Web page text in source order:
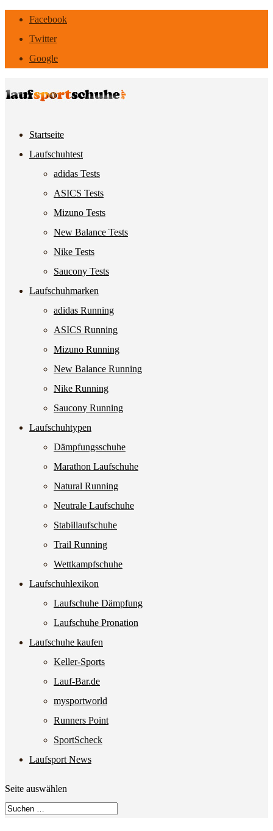
Facebook
Twitter
Google
Startseite
Laufschuhtest
adidas Tests
ASICS Tests
Mizuno Tests
New Balance Tests
Nike Tests
Saucony Tests
Laufschuhmarken
adidas Running
ASICS Running
Mizuno Running
New Balance Running
Nike Running
Saucony Running
Laufschuhtypen
Dämpfungsschuhe
Marathon Laufschuhe
Natural Running
Neutrale Laufschuhe
Stabillaufschuhe
Trail Running
Wettkampfschuhe
Laufschuhlexikon
Laufschuhe Dämpfung
Laufschuhe Pronation
Laufschuhe kaufen
Keller-Sports
Lauf-Bar.de
mysportworld
Runners Point
SportScheck
Laufsport News
Seite auswählen